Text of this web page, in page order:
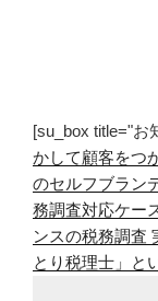
[su_box title="
かして顧客をつ
のセルフブラン
務調査対応ケー
ンスの税務調査
とり税理士」と